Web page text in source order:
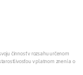
činnosť v rozsahu určenom
v platnom znení a o